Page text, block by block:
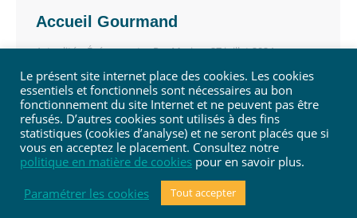
Accueil Gourmand
Actualités,Événement ParMarie 27 juillet 2024
Place Louise Godin 8 à Salzinnes Ouvert du lundi
au vendredi de 9h30 à 17h00 0492/331 869
CERA, c’est…
Le présent site internet place des cookies. Les cookies
essentiels et fonctionnels sont nécessaires au bon
fonctionnement du site Internet et ne peuvent pas être
refusés. D’autres cookies sont utilisés à des fins
statistiques (cookies d’analyse) et ne seront placés que si
vous en acceptez le placement. Consultez notre
politique en matière de cookies pour en savoir plus.
Paramétrer les cookies
Tout accepter